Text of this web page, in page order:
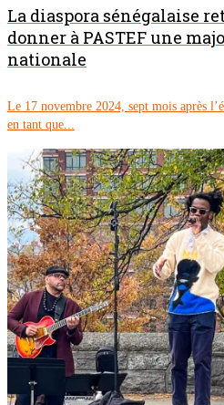
La diaspora sénégalaise
donner à PASTEF une
nationale
Le 17 novembre 2024, sept mois après
en tant que...